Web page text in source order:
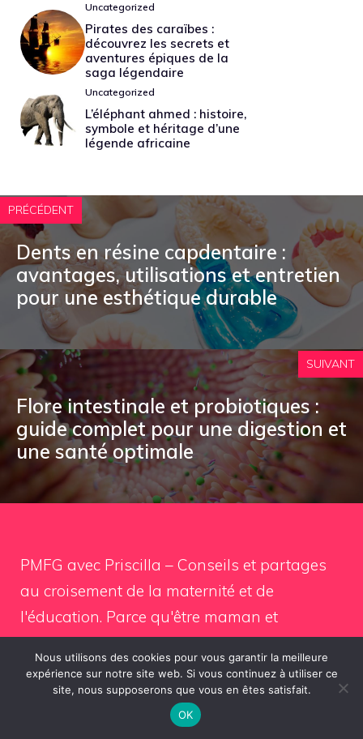
Uncategorized
Pirates des caraïbes :
découvrez les secrets et
aventures épiques de la
saga légendaire
Uncategorized
L’éléphant ahmed : histoire,
symbole et héritage d’une
légende africaine
PRÉCÉDENT
Dents en résine capdentaire :
avantages, utilisations et entretien
pour une esthétique durable
SUIVANT
Flore intestinale et probiotiques :
guide complet pour une digestion et
une santé optimale
PMFG avec Priscilla – Conseils et partages
au croisement de la maternité et de
l'éducation. Parce qu'être maman et
enseignante, c'est tout un art.
Catégories
Nous utilisons des cookies pour vous garantir la meilleure
expérience sur notre site web. Si vous continuez à utiliser ce
site, nous supposerons que vous en êtes satisfait.
OK